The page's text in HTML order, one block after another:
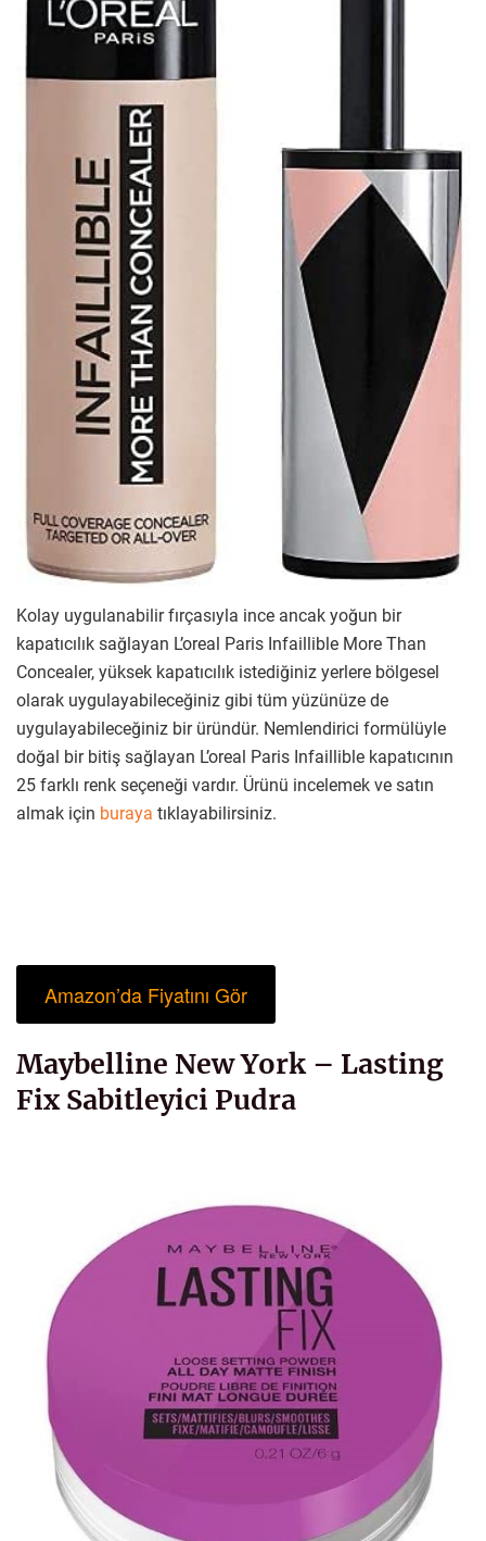
Kolay uygulanabilir fırçasıyla ince ancak yoğun bir
kapatıcılık sağlayan L’oreal Paris Infaillible More Than
Concealer, yüksek kapatıcılık istediğiniz yerlere bölgesel
olarak uygulayabileceğiniz gibi tüm yüzünüze de
uygulayabileceğiniz bir üründür. Nemlendirici formülüyle
doğal bir bitiş sağlayan L’oreal Paris Infaillible kapatıcının
25 farklı renk seçeneği vardır. Ürünü incelemek ve satın
almak için buraya tıklayabilirsiniz.
Amazon’da Fiyatını Gör
Maybelline New York – Lasting
Fix Sabitleyici Pudra